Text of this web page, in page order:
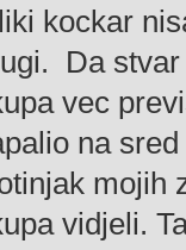
kockar
Da stvar
vec
na
mojih
vidjeli.